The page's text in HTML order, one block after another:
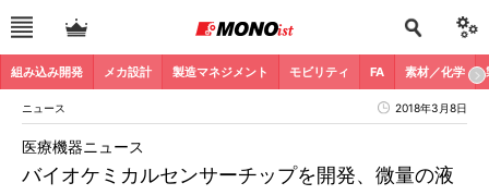
組み込み開発 メカ設計 製造マネジメント モビリティ FA 素材／化学
ニュース 2018年3月8日
バイオケミカルセンサーチップを開発、微量の液
医療機器ニュース